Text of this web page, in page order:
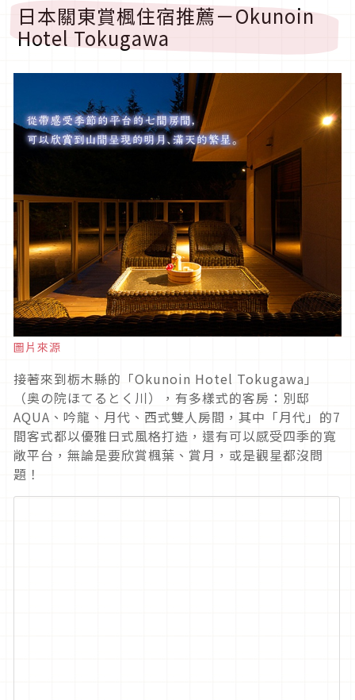
日本關東賞楓住宿推薦－Okunoin
Hotel Tokugawa
圖片來源
接著來到栃木縣的「Okunoin Hotel Tokugawa」
（奥の院ほてるとく川），有多樣式的客房：別邸
AQUA、吟龍、月代、西式雙人房間，其中「月代」的7
間客式都以優雅日式風格打造，還有可以感受四季的寬
敞平台，無論是要欣賞楓葉、賞月，或是觀星都沒問
題！